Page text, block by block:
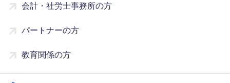
会計・社労士事務所の方
パートナーの方
教育関係の方